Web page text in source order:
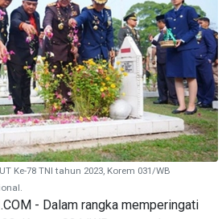
Ke-78 TNI tahun 2023, Korem 031/WB
- Dalam rangka memperingati